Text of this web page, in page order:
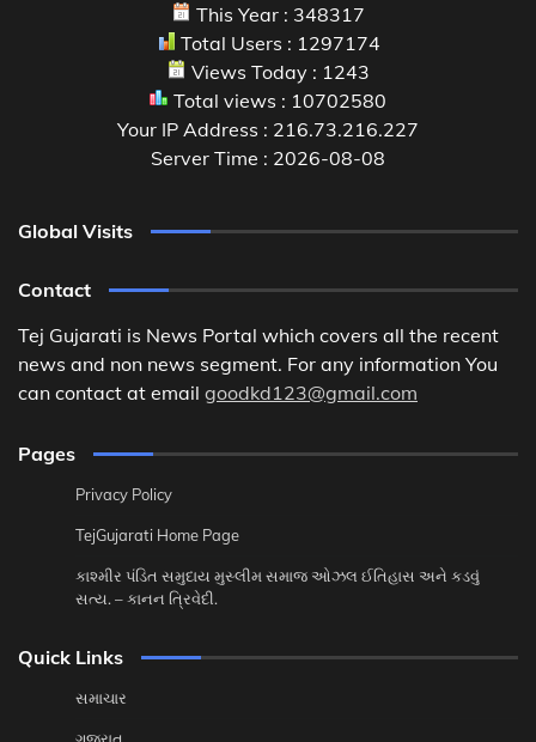
This Year : 348317
Total Users : 1297174
Views Today : 1243
Total views : 10702580
Your IP Address : 216.73.216.227
Server Time : 2026-08-08
Global Visits
Contact
Tej Gujarati is News Portal which covers all the recent
news and non news segment. For any information You
can contact at email goodkd123@gmail.com
Pages
Privacy Policy
TejGujarati Home Page
કાશ્મીર પંડિત સમુદાય મુસ્લીમ સમાજ ઓઝલ ઈતિહાસ અને કડવું
સત્ય. – કાનન ત્રિવેદી.
Quick Links
સમાચાર